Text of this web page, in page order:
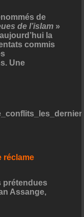
de
de l’islam »
la
commis
Une
réclame
prétendues
Assange,